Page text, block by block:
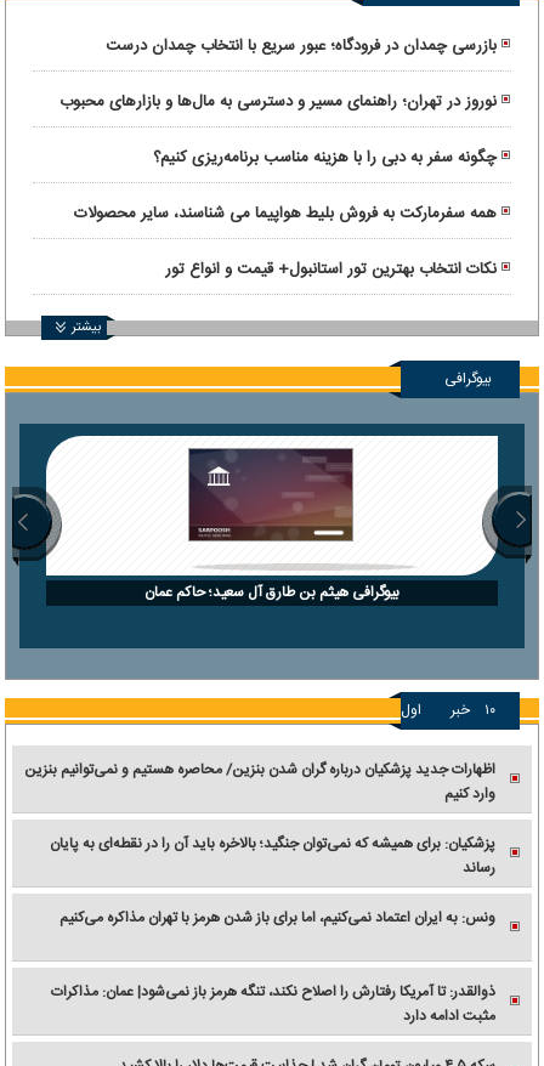
بازرسی چمدان در فرودگاه؛ عبور سریع با انتخاب چمدان درست
نوروز در تهران؛ راهنمای مسیر و دسترسی به مال‌ها و بازارهای محبوب
چگونه سفر به دبی را با هزینه مناسب برنامه‌ریزی کنیم؟
همه سفرمارکت به فروش بلیط هواپیما می شناسند، سایر محصولات
سفرمارکت چیست؟
نکات انتخاب بهترین تور استانبول+ قیمت و انواع تور
بیشتر
بیوگرافی
بیوگرافی هیثم بن طارق آل سعید؛ حاکم عمان
۱۰ خبر اول
اظهارات جدید پزشکیان درباره گران شدن بنزین/ محاصره هستیم و نمی‌توانیم بنزین
وارد کنیم
پزشکیان: برای همیشه که نمی‌توان جنگید؛ بالاخره باید آن را در نقطه‌ای به پایان
رساند
ونس: به ایران اعتماد نمی‌کنیم، اما برای باز شدن هرمز با تهران مذاکره می‌کنیم
ذوالقدر: تا آمریکا رفتارش را اصلاح نکند، تنگه هرمز باز نمی‌شود| عمان: مذاکرات
مثبت ادامه دارد